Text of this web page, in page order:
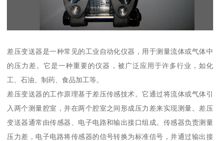
差压变送器是一种常见的工业自动化仪器，用于测量流体或气体中
的压力差。它是一种重要的仪器，被广泛应用于许多行业，如化
工、石油、制药、食品加工等。
差压变送器的工作原理基于差压传感技术。它通过将流体或气体引
入两个测量腔室，并在两个腔室之间形成压力差来实现测量。差压
变送器通常由传感器、电子电路和输出接口组成。传感器负责测量
压力差，电子电路将传感器的信号转换为标准信号，并通过输出接